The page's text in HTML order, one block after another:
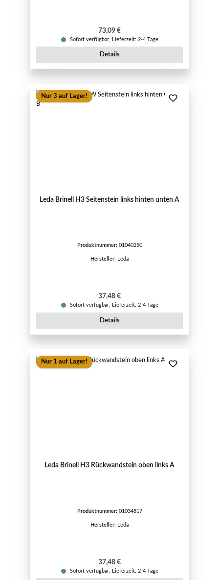
Regulärer Preis:
73,09 €
Sofort verfügbar, Lieferzeit: 2-4 Tage
Details
Nur 3 auf Lager!
Leda Brinell H3 Seitenstein links hinten unten A
Produktnummer: 01040250
Hersteller: Leda
Regulärer Preis:
37,48 €
Sofort verfügbar, Lieferzeit: 2-4 Tage
Details
Nur 1 auf Lager!
Leda Brinell H3 Rückwandstein oben links A
Produktnummer: 01034817
Hersteller: Leda
Regulärer Preis:
37,48 €
Sofort verfügbar, Lieferzeit: 2-4 Tage